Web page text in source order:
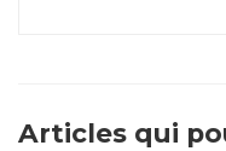
Articles qui